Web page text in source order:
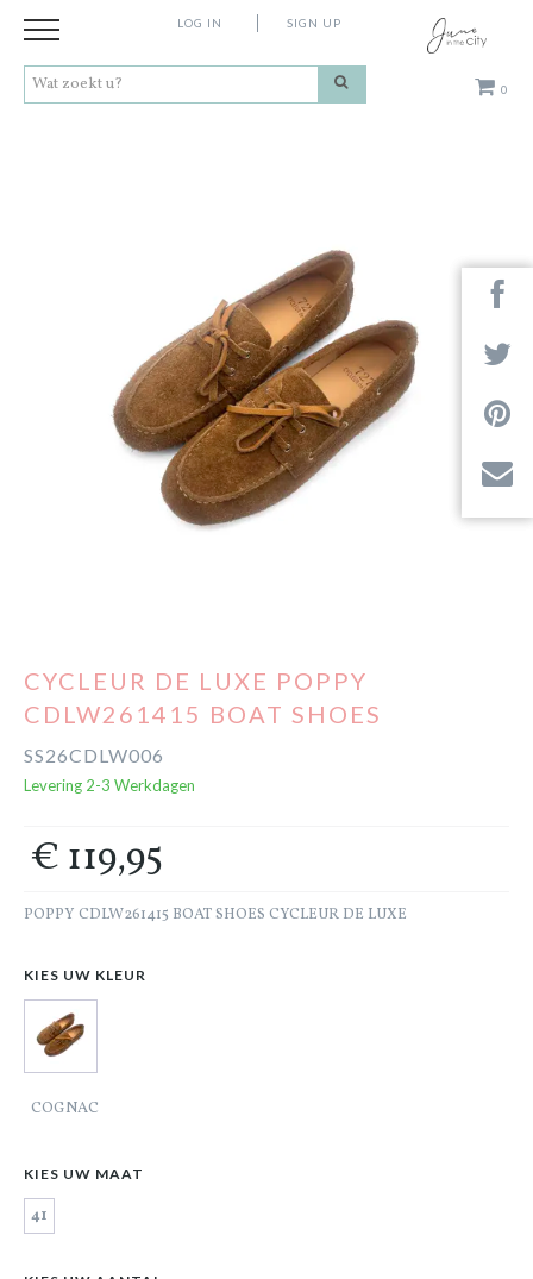
0
LOG IN SIGN UP
Next
CYCLEUR DE LUXE POPPY
CDLW261415 BOAT SHOES
SS26CDLW006
Levering 2-3 Werkdagen
€ 119,95
POPPY CDLW261415 BOAT SHOES CYCLEUR DE LUXE
KIES UW KLEUR
COGNAC
KIES UW MAAT
41